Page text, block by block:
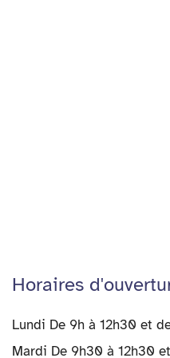
Horaires
Lundi De 9h à 12h30 et
Mardi De 9h30 à 12h30